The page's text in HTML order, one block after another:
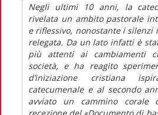
Negli ultimi 10 anni, la
rivelata un ambito pastorale
e riflessivo, nonostante i silenzi
relegata. Da un lato infatti è
più attenti ai cambiamenti
società, e ha reagito
d’iniziazione cristiana
catecumenale e al secondo
avviato un cammino corale